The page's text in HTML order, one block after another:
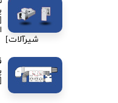
شیرآلات]